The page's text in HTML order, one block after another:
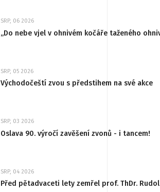
SRP, 06 2026
„Do nebe vjel v ohnivém kočáře taženého
SRP, 05 2026
Východočeští zvou s předstihem na své akce
SRP, 03 2026
Oslava 90. výročí zavěšení zvonů - i tancem!
SRP, 04 2026
Před pětadvaceti lety zemřel prof. ThDr.